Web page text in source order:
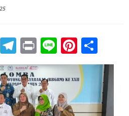
WhatsApp
Telegram
PrintLine